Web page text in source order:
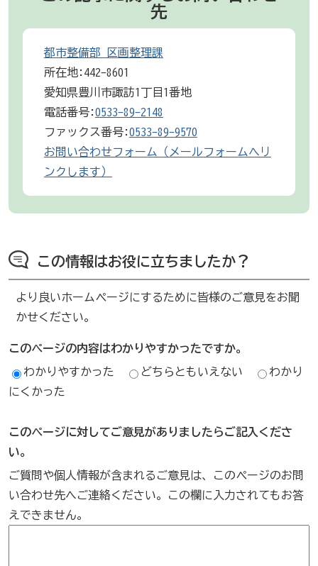
先
都市整備部 区画整理課
所在地:442-8601
愛知県豊川市諏訪1丁目1番地
電話番号:0533-89-2148
ファックス番号:0533-89-9570
お問い合わせフォーム（メールフォームへリ
ンクします）
この情報はお役に立ちましたか？
より良いホームページにするために皆様のご意見をお聞
かせください。
このページの内容はわかりやすかったですか。
わかりやすかった どちらともいえない
わかり
にくかった
このページに対してご意見がありましたらご記入くださ
い。
ご質問や個人情報が含まれるご意見は、このページのお問
い合わせ先へご連絡ください。この欄に入力されてもお答
えできません。